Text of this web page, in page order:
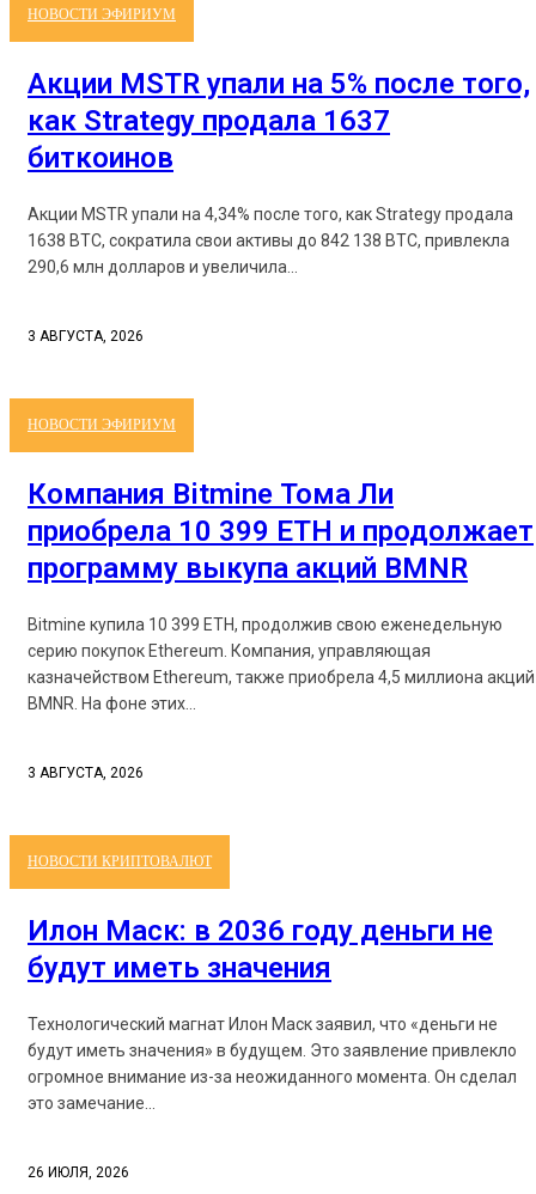
НОВОСТИ ЭФИРИУМ
Акции MSTR упали на 5% после того,
как Strategy продала 1637
биткоинов
Акции MSTR упали на 4,34% после того, как Strategy продала
1638 BTC, сократила свои активы до 842 138 BTC, привлекла
290,6 млн долларов и увеличила...
3 АВГУСТА, 2026
НОВОСТИ ЭФИРИУМ
Компания Bitmine Тома Ли
приобрела 10 399 ETH и продолжает
программу выкупа акций BMNR
Bitmine купила 10 399 ETH, продолжив свою еженедельную
серию покупок Ethereum. Компания, управляющая
казначейством Ethereum, также приобрела 4,5 миллиона акций
BMNR. На фоне этих...
3 АВГУСТА, 2026
НОВОСТИ КРИПТОВАЛЮТ
Илон Маск: в 2036 году деньги не
будут иметь значения
Технологический магнат Илон Маск заявил, что «деньги не
будут иметь значения» в будущем. Это заявление привлекло
огромное внимание из-за неожиданного момента. Он сделал
это замечание...
26 ИЮЛЯ, 2026